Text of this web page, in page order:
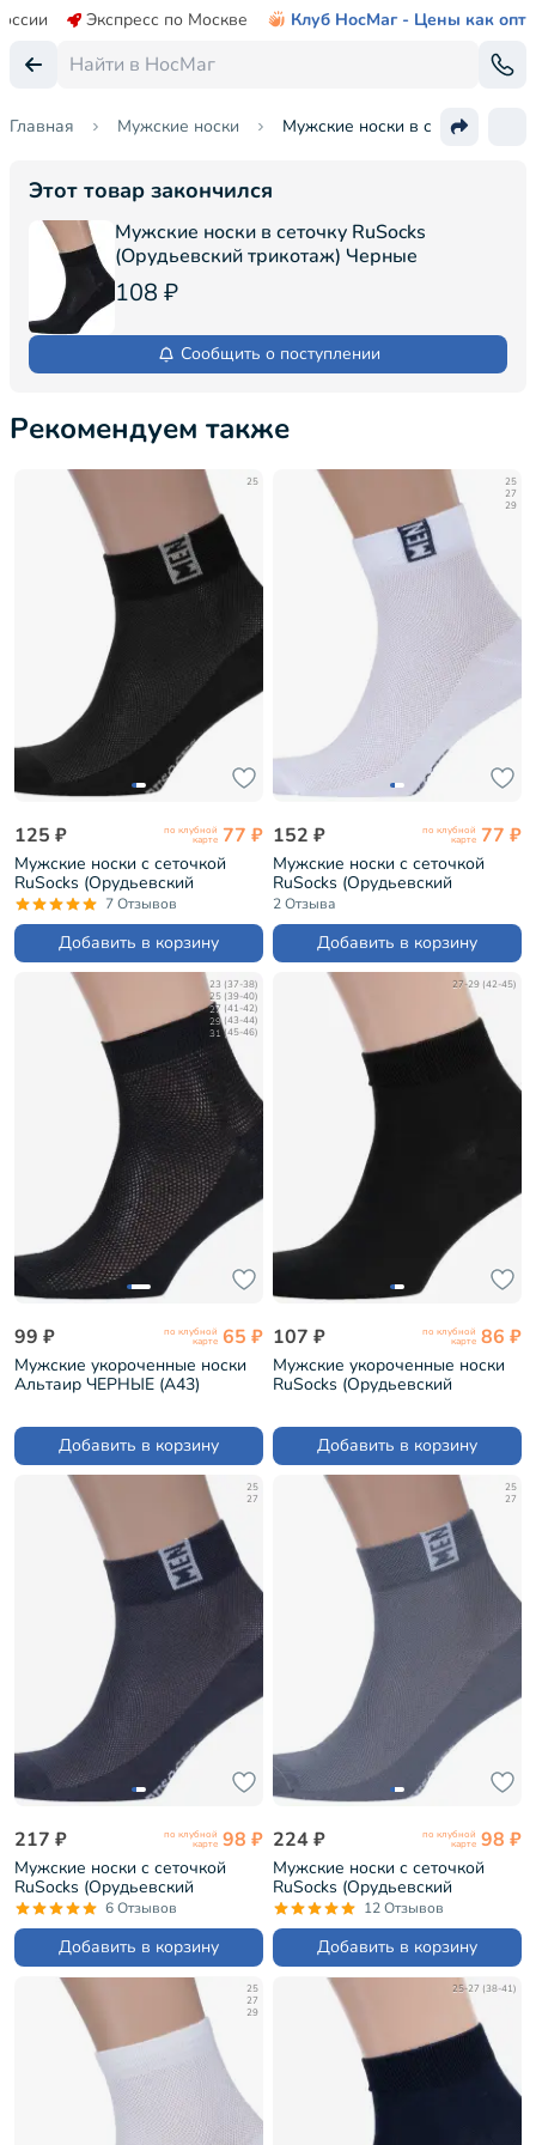
Экспресс по Москве Клуб НосМаг - Цены как опт
Главная Мужские носки Мужские носки в сеточку
Этот товар закончился
Мужские носки в сеточку RuSocks
(Орудьевский трикотаж) Черные
108 ₽
Сообщить о поступлении
Рекомендуем также
25
125 ₽ по клубной
карте 77 ₽
Мужские носки с сеточкой
RuSocks (Орудьевский
трикотаж) ЧЕРНЫЕ (М-2211)
7 Отзывов
Добавить в корзину
25
27
29
152 ₽ по клубной
карте 77 ₽
Мужские носки с сеточкой
RuSocks (Орудьевский
трикотаж) БЕЛО-СИНИЕ
(М-2211)
2 Отзыва
Добавить в корзину
23 (37-38)
25 (39-40)
27 (41-42)
29 (43-44)
31 (45-46)
99 ₽ по клубной
карте 65 ₽
Мужские укороченные носки
Альтаир ЧЕРНЫЕ (А43)
Добавить в корзину
27-29 (42-45)
107 ₽ по клубной
карте 86 ₽
Мужские укороченные носки
RuSocks (Орудьевский
Добавить в корзину
25
27
217 ₽ по клубной
карте 98 ₽
Мужские носки с сеточкой
RuSocks (Орудьевский
трикотаж) ТЕМНО-СЕРЫЕ
(М-2211)
6 Отзывов
Добавить в корзину
25
27
224 ₽ по клубной
карте 98 ₽
Мужские носки с сеточкой
RuSocks (Орудьевский
трикотаж) СЕРЫЕ (М-2211)
12 Отзывов
Добавить в корзину
25
27
29
25-27 (38-41)